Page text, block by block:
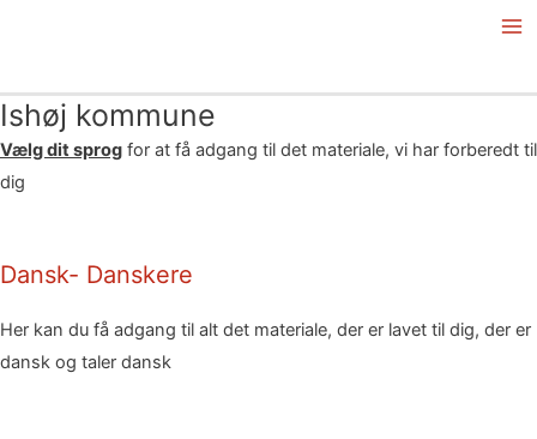
Ishøj kommune
Vælg dit sprog for at få adgang til det materiale, vi har forberedt til
dig
Dansk- Danskere
Her kan du få adgang til alt det materiale, der er lavet til dig, der er
dansk og taler dansk